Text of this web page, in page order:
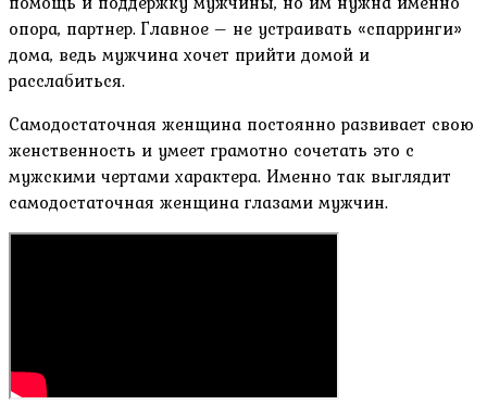
опора, партнер. Главное – не устраивать «спарринги»
дома, ведь мужчина хочет прийти домой и
расслабиться.
Самодостаточная женщина постоянно развивает свою
женственность и умеет грамотно сочетать это с
мужскими чертами характера. Именно так выглядит
самодостаточная женщина глазами мужчин.